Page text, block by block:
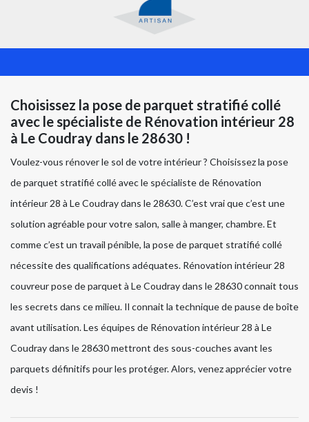
Choisissez la pose de parquet stratifié collé
avec le spécialiste de Rénovation intérieur 28
à Le Coudray dans le 28630 !
Voulez-vous rénover le sol de votre intérieur ? Choisissez la pose
de parquet stratifié collé avec le spécialiste de Rénovation
intérieur 28 à Le Coudray dans le 28630. C’est vrai que c’est une
solution agréable pour votre salon, salle à manger, chambre. Et
comme c’est un travail pénible, la pose de parquet stratifié collé
nécessite des qualifications adéquates. Rénovation intérieur 28
couvreur pose de parquet à Le Coudray dans le 28630 connait tous
les secrets dans ce milieu. Il connait la technique de pause de boîte
avant utilisation. Les équipes de Rénovation intérieur 28 à Le
Coudray dans le 28630 mettront des sous-couches avant les
parquets définitifs pour les protéger. Alors, venez apprécier votre
devis !